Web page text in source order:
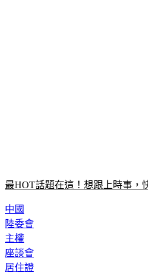
最HOT話題在這！想跟上時事，
中國
陸委會
主權
座談會
居住證